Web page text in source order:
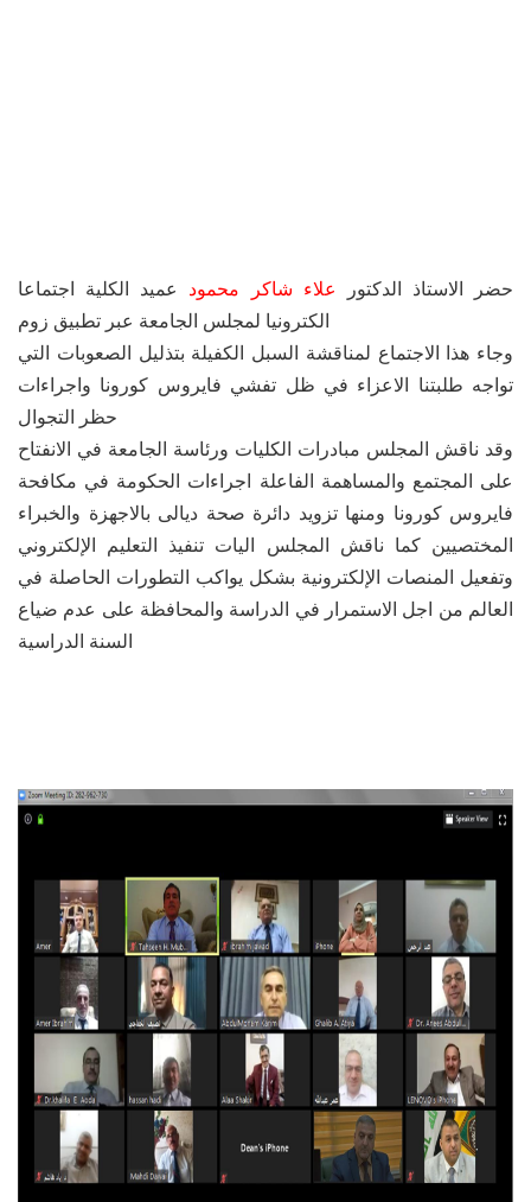
حضر الاستاذ الدكتور علاء شاكر محمود عميد الكلية اجتماعا
الكترونيا لمجلس الجامعة عبر تطبيق زوم
وجاء هذا الاجتماع لمناقشة السبل الكفيلة بتذليل الصعوبات التي
تواجه طلبتنا الاعزاء في ظل تفشي فايروس كورونا واجراءات
وقد ناقش المجلس مبادرات الكليات ورئاسة الجامعة في الانفتاح
على المجتمع والمساهمة الفاعلة اجراءات الحكومة في مكافحة
فايروس كورونا ومنها تزويد دائرة صحة ديالى بالاجهزة والخبراء
المختصيين كما ناقش المجلس اليات تنفيذ التعليم الإلكتروني
وتفعيل المنصات الإلكترونية بشكل يواكب التطورات الحاصلة في
العالم من اجل الاستمرار في الدراسة والمحافظة على عدم ضياع
السنة الدراسية